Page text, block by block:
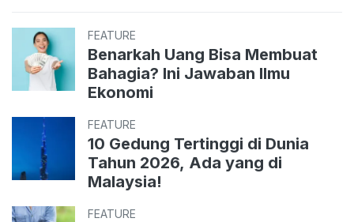
FEATURE
Benarkah Uang Bisa Membuat
Bahagia? Ini Jawaban Ilmu
Ekonomi
FEATURE
10 Gedung Tertinggi di Dunia
Tahun 2026, Ada yang di
Malaysia!
FEATURE